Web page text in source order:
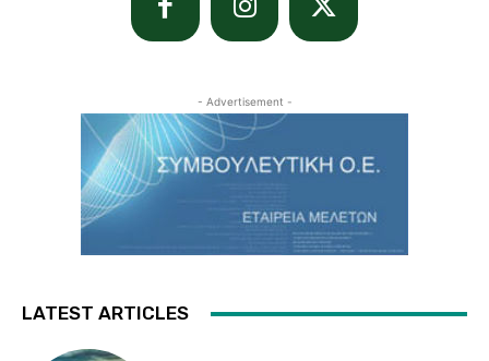
- Advertisement -
LATEST ARTICLES